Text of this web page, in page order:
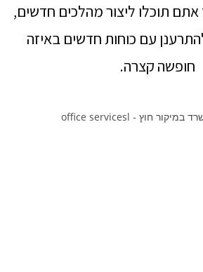
תוכלו ליצור מהלכים חדשים,
עם כוחות חדשים באיזה
חופשה קצרה.